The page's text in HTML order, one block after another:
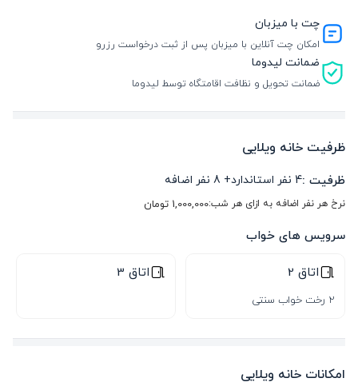
چت با میزبان
امکان چت آنلاین با میزبان پس از ثبت درخواست رزرو
ضمانت لیدوما
ضمانت تحویل و نظافت اقامتگاه توسط لیدوما
ظرفیت خانه ویلایی
ظرفیت :4 نفر استاندارد+
8 نفر اضافه
نرخ هر نفر اضافه به ازای هر شب:1,000,000 تومان
سرویس های خواب
اتاق 2
2 رخت خواب سنتی
اتاق 3
امکانات خانه ویلایی